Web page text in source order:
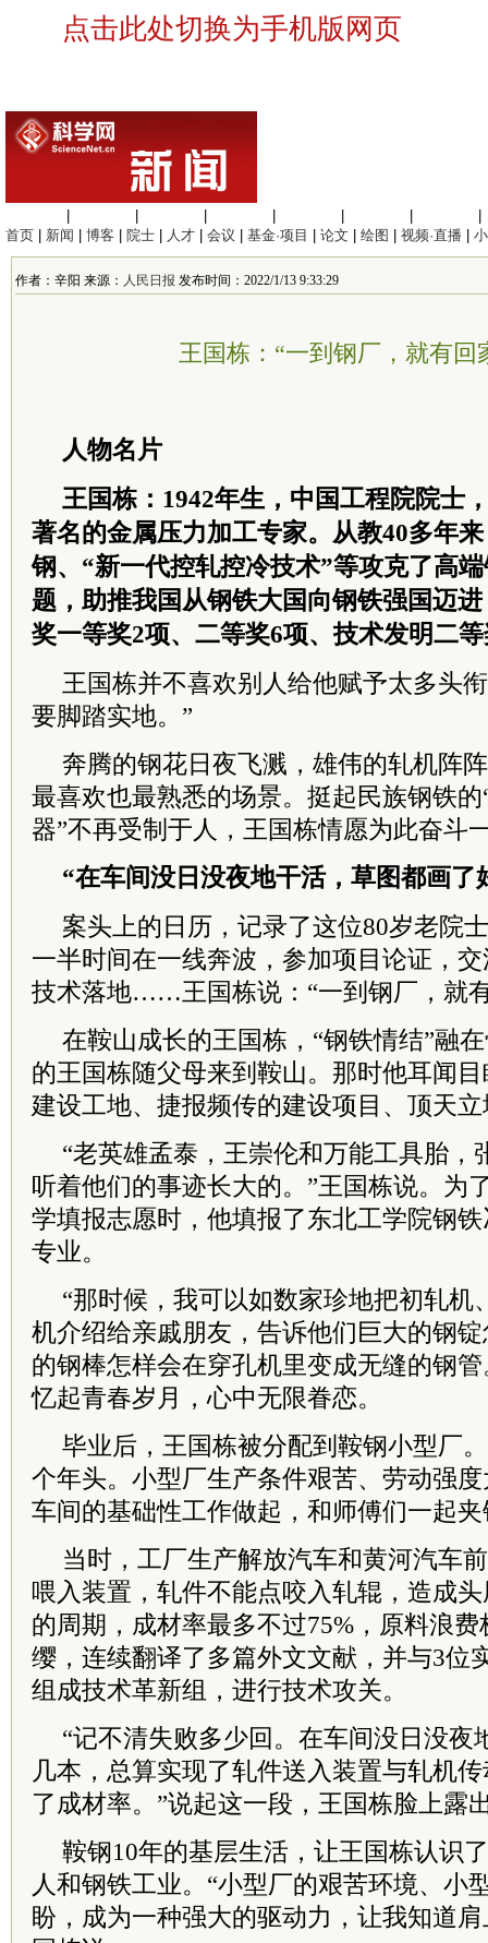
点击此处切换为手机版网页
首页
新闻 博客 院士 人才 会议 基金·项目 论文 绘图 视频·直播
作者：辛阳 来源： 人民日报 发布时间：2022/1/13 9:33:29
王国栋：“一到钢厂，就有回
人物名片
王国栋：1942年生，中国工程院院士
著名的金属压力加工专家。从教40多年
钢、“新一代控轧控冷技术”等攻克了高
题，助推我国从钢铁大国向钢铁强国迈
奖一等奖2项、二等奖6项、技术发明二
王国栋并不喜欢别人给他赋予太多头
要脚踏实地。”
奔腾的钢花日夜飞溅，雄伟的轧机阵
最喜欢也最熟悉的场景。挺起民族钢铁的
器”不再受制于人，王国栋情愿为此奋斗
“在车间没日没夜地干活，草图都画了
案头上的日历，记录了这位80岁老院士
一半时间在一线奔波，参加项目论证，
技术落地……王国栋说：“一到钢厂，就
在鞍山成长的王国栋，“钢铁情结”融
的王国栋随父母来到鞍山。那时他耳闻
建设工地、捷报频传的建设项目、顶天
“老英雄孟泰，王崇伦和万能工具胎，
听着他们的事迹长大的。”王国栋说。为
学填报志愿时，他填报了东北工学院钢
专业。
“那时候，我可以如数家珍地把初轧机
机介绍给亲戚朋友，告诉他们巨大的钢
的钢棒怎样会在穿孔机里变成无缝的钢
忆起青春岁月，心中无限眷恋。
毕业后，王国栋被分配到鞍钢小型厂
个年头。小型厂生产条件艰苦、劳动强
车间的基础性工作做起，和师傅们一起
当时，工厂生产解放汽车和黄河汽车
喂入装置，轧件不能点咬入轧辊，造成
的周期，成材率最多不过75%，原料浪
缨，连续翻译了多篇外文文献，并与3位
组成技术革新组，进行技术攻关。
“记不清失败多少回。在车间没日没夜
几本，总算实现了轧件送入装置与轧机
了成材率。”说起这一段，王国栋脸上露
鞍钢10年的基层生活，让王国栋认识
人和钢铁工业。“小型厂的艰苦环境、小
盼，成为一种强大的驱动力，让我知道